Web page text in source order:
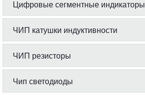
Цифровые сегментные индикаторы
ЧИП катушки индуктивности
ЧИП резисторы
Чип светодиоды